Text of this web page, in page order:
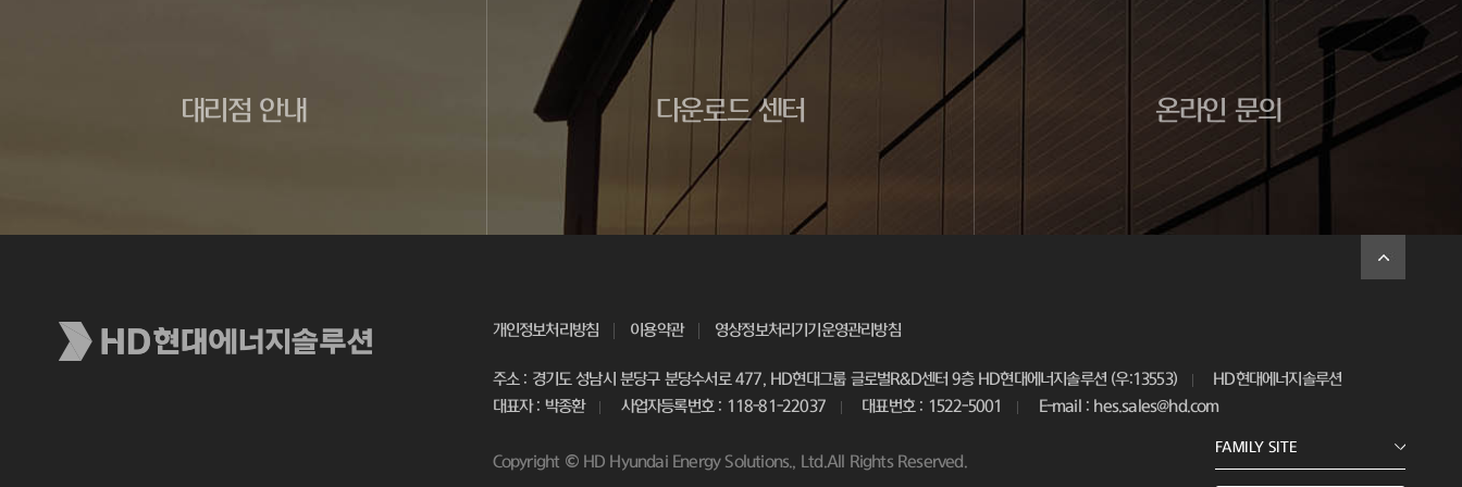
대리점 안내 다운로드 센터 온라인 문의
개인정보처리방침 이용약관 영상정보처리기기운영관리방침
주소 : 경기도 성남시 분당구 분당수서로 477, HD현대그룹 글로벌R&D센터 9층 HD현대에너지솔루션 (우:13553)
HD현대에너지솔루션
대표자 : 박종환
사업자등록번호 : 118-81-22037 대표번호 : 1522-5001 E-mail : hes.sales@hd.com
Copyright © HD Hyundai Energy Solutions., Ltd.All Rights Reserved.